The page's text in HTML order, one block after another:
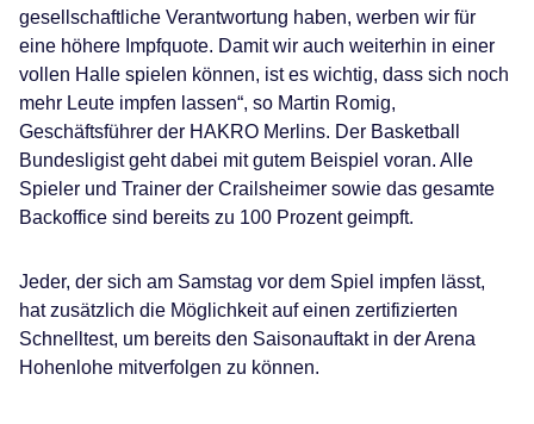
gesellschaftliche Verantwortung haben, werben wir für
eine höhere Impfquote. Damit wir auch weiterhin in einer
vollen Halle spielen können, ist es wichtig, dass sich noch
mehr Leute impfen lassen“, so Martin Romig,
Geschäftsführer der HAKRO Merlins. Der Basketball
Bundesligist geht dabei mit gutem Beispiel voran. Alle
Spieler und Trainer der Crailsheimer sowie das gesamte
Backoffice sind bereits zu 100 Prozent geimpft.
Jeder, der sich am Samstag vor dem Spiel impfen lässt,
hat zusätzlich die Möglichkeit auf einen zertifizierten
Schnelltest, um bereits den Saisonauftakt in der Arena
Hohenlohe mitverfolgen zu können.